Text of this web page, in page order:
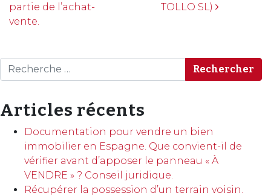
partie de l’achat-
vente.
TOLLO SL)
Rechercher
Articles récents
Documentation pour vendre un bien
immobilier en Espagne. Que convient-il de
vérifier avant d’apposer le panneau « À
VENDRE » ? Conseil juridique.
Récupérer la possession d’un terrain voisin.